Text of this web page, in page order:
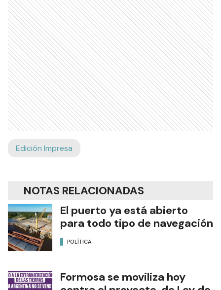
Edición Impresa
NOTAS RELACIONADAS
El puerto ya está abierto
para todo tipo de navegación
POLÍTICA
Formosa se moviliza hoy